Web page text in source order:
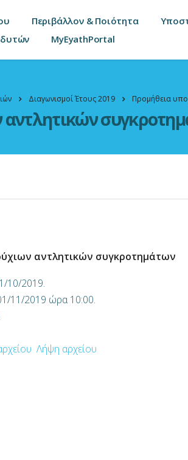
Περιβάλλον & Ποιότητα
MyEyathPortal
Διαγωνισμοί Έτους 2019 Προμήθεια
αντλητικών συγκροτημάτων
10/2019.
11/2019 ώρα 10:00.
Λήψη αρχείου